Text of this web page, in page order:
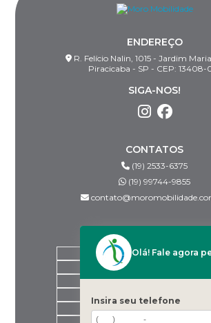
ENDEREÇO
R. Felício Nalin, 1015 - Jardim
Piracicaba - SP - CEP: 13408-
SIGA-NOS!
CONTATOS
(19) 2533-6375
(19) 99744-9855
HOME
PRODUTOS
DESPACHANTES PARCEIROS
Olá! Fale agora
Insira seu telefone